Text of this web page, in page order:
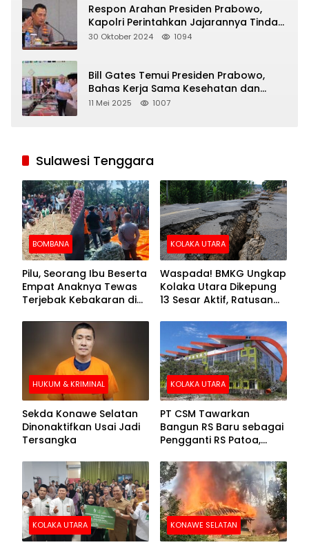
Respon Arahan Presiden Prabowo,
Kapolri Perintahkan Jajarannya Tindak
Tegas Pelaku Judi Online
30 Oktober 2024 1094
Bill Gates Temui Presiden Prabowo,
Bahas Kerja Sama Kesehatan dan
Program Makan Bergizi Gratis
11 Mei 2025 1007
Sulawesi Tenggara
BOMBANA
Pilu, Seorang Ibu Beserta
Empat Anaknya Tewas
Terjebak Kebakaran di
KOLAKA UTARA
Waspada! BMKG Ungkap
Kolaka Utara Dikepung
13 Sesar Aktif, Ratusan
HUKUM & KRIMINAL
Sekda Konawe Selatan
Dinonaktifkan Usai Jadi
Tersangka
KOLAKA UTARA
PT CSM Tawarkan
Bangun RS Baru sebagai
Pengganti RS Patoa,
Kolut
KOLAKA UTARA KONAWE SELATAN